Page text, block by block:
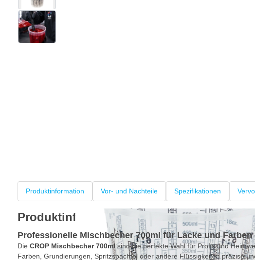
View larger image
Produktinformation Vor- und Nachteile Spezifikationen
Produktinformation
Professionelle Mischbecher 700ml für Lacke und Farben
Die CROP Mischbecher 700mlsind die perfekte Wahl für Profis und
Farben, Grundierungen, Spritzspachtel oder andere Flüssigkeiten präzise